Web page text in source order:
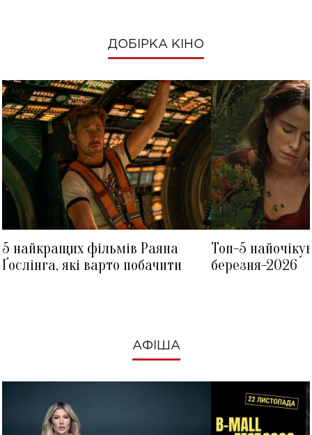
ДОБІРКА КІНО
5 найкращих фільмів Раяна
Ґослінга, які варто побачити
Топ-5
березня-2026
АФІША